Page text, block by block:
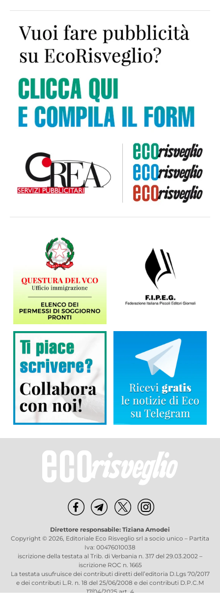
Direttore responsabile: Tiziana Amodei
Copyright © 2026, Editoriale Eco Risveglio srl a socio unico – Partita
Iva: 00476010038
iscrizione della testata al Trib. di Verbania n. 317 del 29.03.2002 –
iscrizione ROC n. 1665
La testata usufruisce dei contributi diretti dell’editoria D.Lgs 70/2017
e dei contributi L.R. n. 18 del 25/06/2008 e dei contributi D.P.C.M
17/04/2025 art. 4